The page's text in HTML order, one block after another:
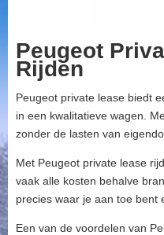
Peugeot
Rijden
Peugeot private lease biedt
in een kwalitatieve wagen.
zonder de lasten van
Met Peugeot private lease
vaak alle kosten behalve
precies waar je aan toe bent
Een van de voordelen van